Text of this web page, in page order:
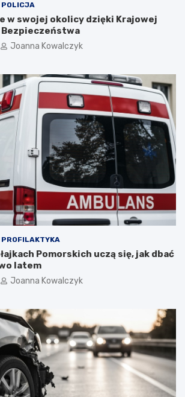
POLICJA
w swojej okolicy dzięki Krajowej
Bezpieczeństwa
Joanna Kowalczyk
PROFILAKTYKA
Pomorskich uczą się, jak dbać
latem
Joanna Kowalczyk